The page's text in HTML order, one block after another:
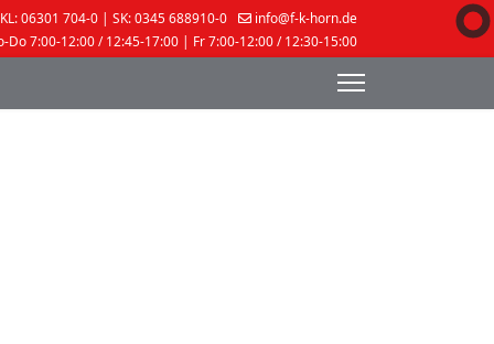
KL: 06301 704-0 | SK: 0345 688910-0
info@f-k-horn.de
Do 7:00-12:00 / 12:45-17:00 | Fr 7:00-12:00 / 12:30-15:00